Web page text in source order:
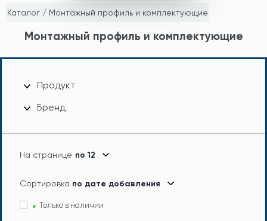
Каталог / Монтажный профиль и комплектующие
Монтажный профиль и комплектующие
Продукт
Бренд
На странице по 12
Сортировка по дате добавления
Только в наличии